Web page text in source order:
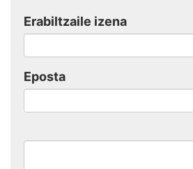
Erabiltzaile izena
Eposta